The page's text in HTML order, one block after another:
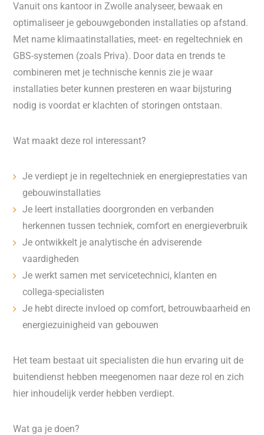
Vanuit ons kantoor in Zwolle analyseer, bewaak en
optimaliseer je gebouwgebonden installaties op afstand.
Met name klimaatinstallaties, meet- en regeltechniek en
GBS-systemen (zoals Priva). Door data en trends te
combineren met je technische kennis zie je waar
installaties beter kunnen presteren en waar bijsturing
nodig is voordat er klachten of storingen ontstaan.
Wat maakt deze rol interessant?
Je verdiept je in regeltechniek en energieprestaties van
gebouwinstallaties
Je leert installaties doorgronden en verbanden
herkennen tussen techniek, comfort en energieverbruik
Je ontwikkelt je analytische én adviserende
vaardigheden
Je werkt samen met servicetechnici, klanten en
collega-specialisten
Je hebt directe invloed op comfort, betrouwbaarheid en
energiezuinigheid van gebouwen
Het team bestaat uit specialisten die hun ervaring uit de
buitendienst hebben meegenomen naar deze rol en zich
hier inhoudelijk verder hebben verdiept.
Wat ga je doen?